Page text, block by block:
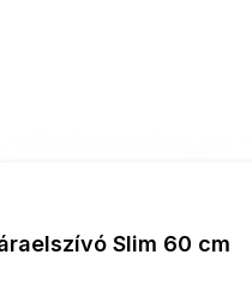
Slim 60 cm